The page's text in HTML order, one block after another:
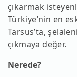
çıkarmak
Türkiye’nin en
Tarsus’ta,
çıkmaya değer.
Nerede?